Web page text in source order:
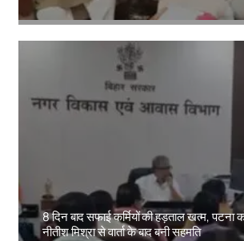
Amit Lekh
8 दिन बाद सफाई कर्मियों की हड़ताल खत्म, पटना
नीतीश मिश्रा से वार्ता के बाद बनी सहमति